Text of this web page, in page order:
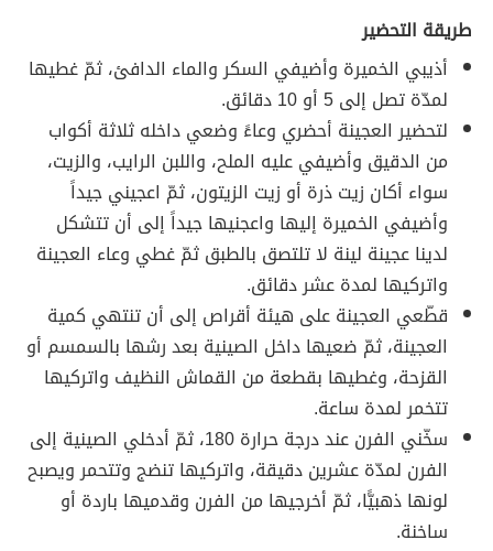
طريقة التحضير
أذيبي الخميرة وأضيفي السكر والماء الدافئ، ثمّ غطيها
لمدّة تصل إلى 5 أو 10 دقائق.
لتحضير العجينة أحضري وعاءً وضعي داخله ثلاثة أكواب
من الدقيق وأضيفي عليه الملح، واللبن الرايب، والزيت،
سواء أكان زيت ذرة أو زيت الزيتون، ثمّ اعجيني جيداً
وأضيفي الخميرة إليها واعجنيها جيداً إلى أن تتشكل
لدينا عجينة لينة لا تلتصق بالطبق ثمّ غطي وعاء العجينة
واتركيها لمدة عشر دقائق.
قطّعي العجينة على هيئة أقراص إلى أن تنتهي كمية
العجينة، ثمّ ضعيها داخل الصينية بعد رشها بالسمسم أو
القزحة، وغطيها بقطعة من القماش النظيف واتركيها
تتخمر لمدة ساعة.
سخّني الفرن عند درجة حرارة 180، ثمّ أدخلي الصينية إلى
الفرن لمدّة عشرين دقيقة، واتركيها تنضج وتتحمر ويصبح
لونها ذهبيًّا، ثمّ أخرجيها من الفرن وقدميها باردة أو
ساخنة.